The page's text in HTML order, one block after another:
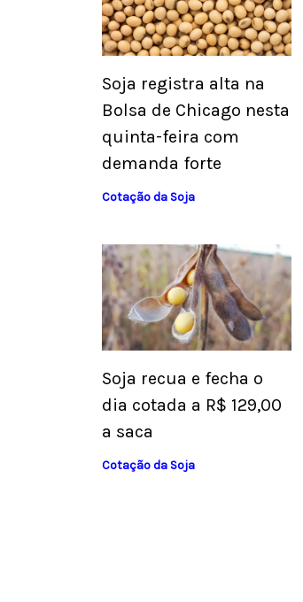
Soja registra alta na
Bolsa de Chicago nesta
quinta-feira com
demanda forte
Cotação da Soja
Soja recua e fecha o
dia cotada a R$ 129,00
a saca
Cotação da Soja